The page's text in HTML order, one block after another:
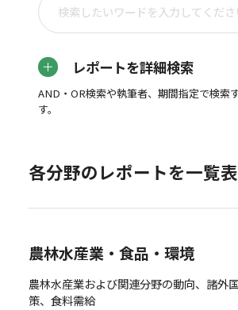
レポートを詳細検索
AND・OR検索や執筆者、期間指定で検索
す。
各分野のレポートを一覧
農林水産業・食品・環境
農林水産業および関連分野の動向、諸外
策、食料需給